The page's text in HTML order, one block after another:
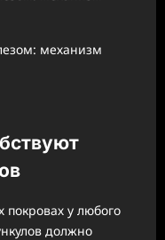
у любого
должно